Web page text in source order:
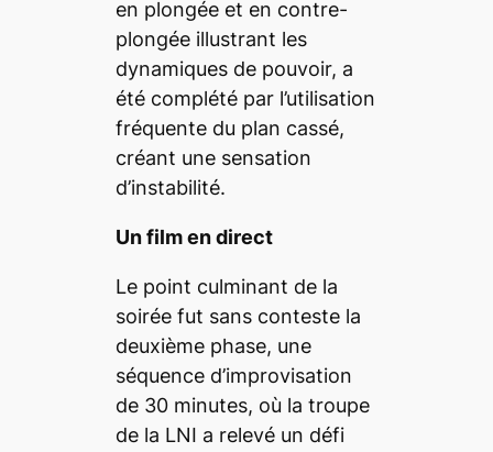
en plongée et en contre-
plongée illustrant les
dynamiques de pouvoir, a
été complété par l’utilisation
fréquente du plan cassé,
créant une sensation
d’instabilité.
Un film en direct
Le point culminant de la
soirée fut sans conteste la
deuxième phase, une
séquence d’improvisation
de 30 minutes, où la troupe
de la LNI a relevé un défi